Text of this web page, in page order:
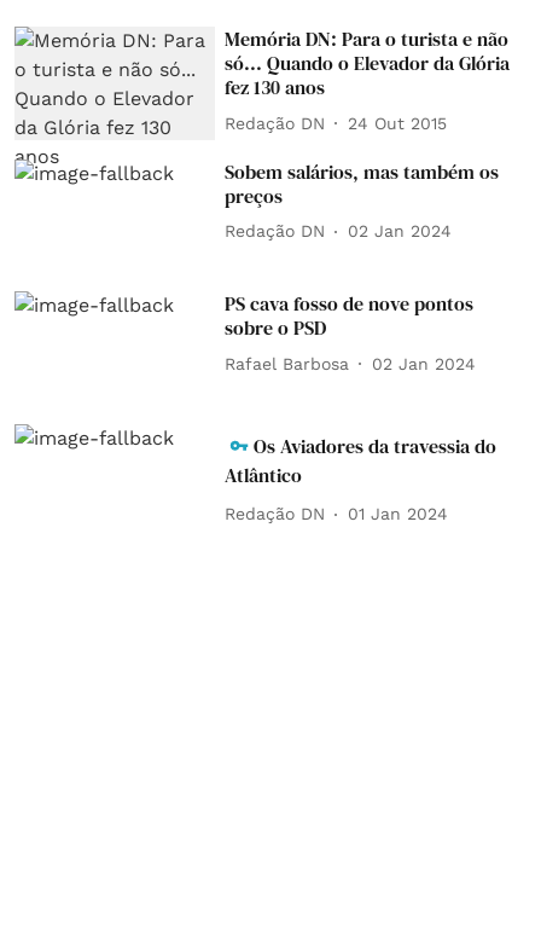
Memória DN: Para o turista e não
só... Quando o Elevador da Glória
fez 130 anos
Redação DN 24 Out 2015
Sobem salários, mas também os
preços
Redação DN 02 Jan 2024
PS cava fosso de nove pontos
sobre o PSD
Rafael Barbosa 02 Jan 2024
Os Aviadores da travessia do
Atlântico
Redação DN 01 Jan 2024